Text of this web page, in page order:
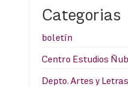
Categorias
boletín
Centro Estudios
Depto. Artes y Letras